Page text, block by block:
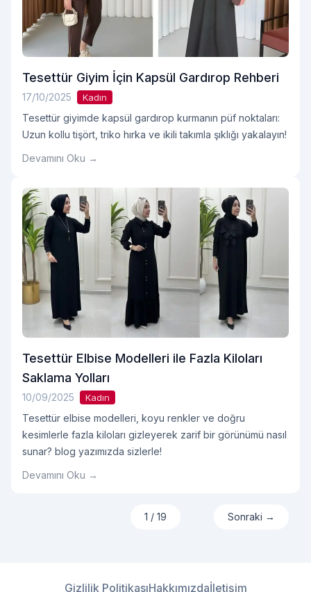
Tesettür Giyim İçin Kapsül Gardırop Rehberi
17/10/2025 Kadın
Tesettür giyimde kapsül gardırop kurmanın püf noktaları:
Uzun kollu tişört, triko hırka ve ikili takımla şıklığı yakalayın!
Devamını Oku →
Tesettür Elbise Modelleri ile Fazla Kiloları
Saklama Yolları
10/09/2025 Kadın
Tesettür elbise modelleri, koyu renkler ve doğru
kesimlerle fazla kiloları gizleyerek zarif bir görünümü nasıl
sunar? blog yazımızda sizlerle!
Devamını Oku →
1 / 19 Sonraki →
Gizlilik PolitikasıHakkımızdaİletişim